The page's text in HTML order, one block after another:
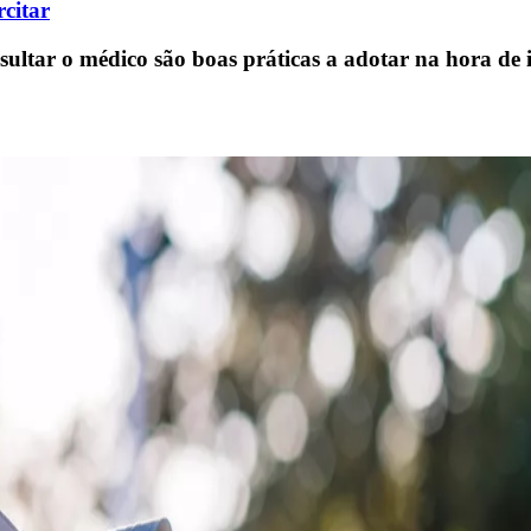
o médico são boas práticas a adotar na hora